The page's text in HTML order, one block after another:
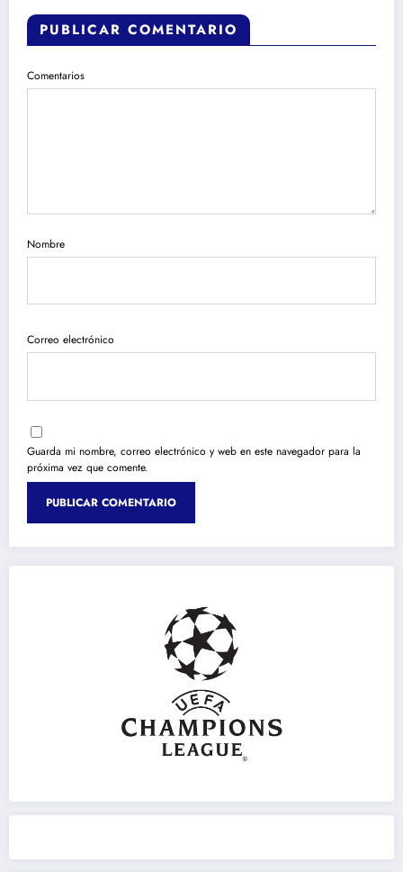
PUBLICAR COMENTARIO
Comentarios
Nombre
Correo electrónico
Guarda mi nombre, correo electrónico y web en este navegador para la
próxima vez que comente.